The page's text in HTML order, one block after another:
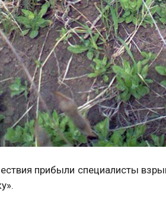
прибыли специалисты